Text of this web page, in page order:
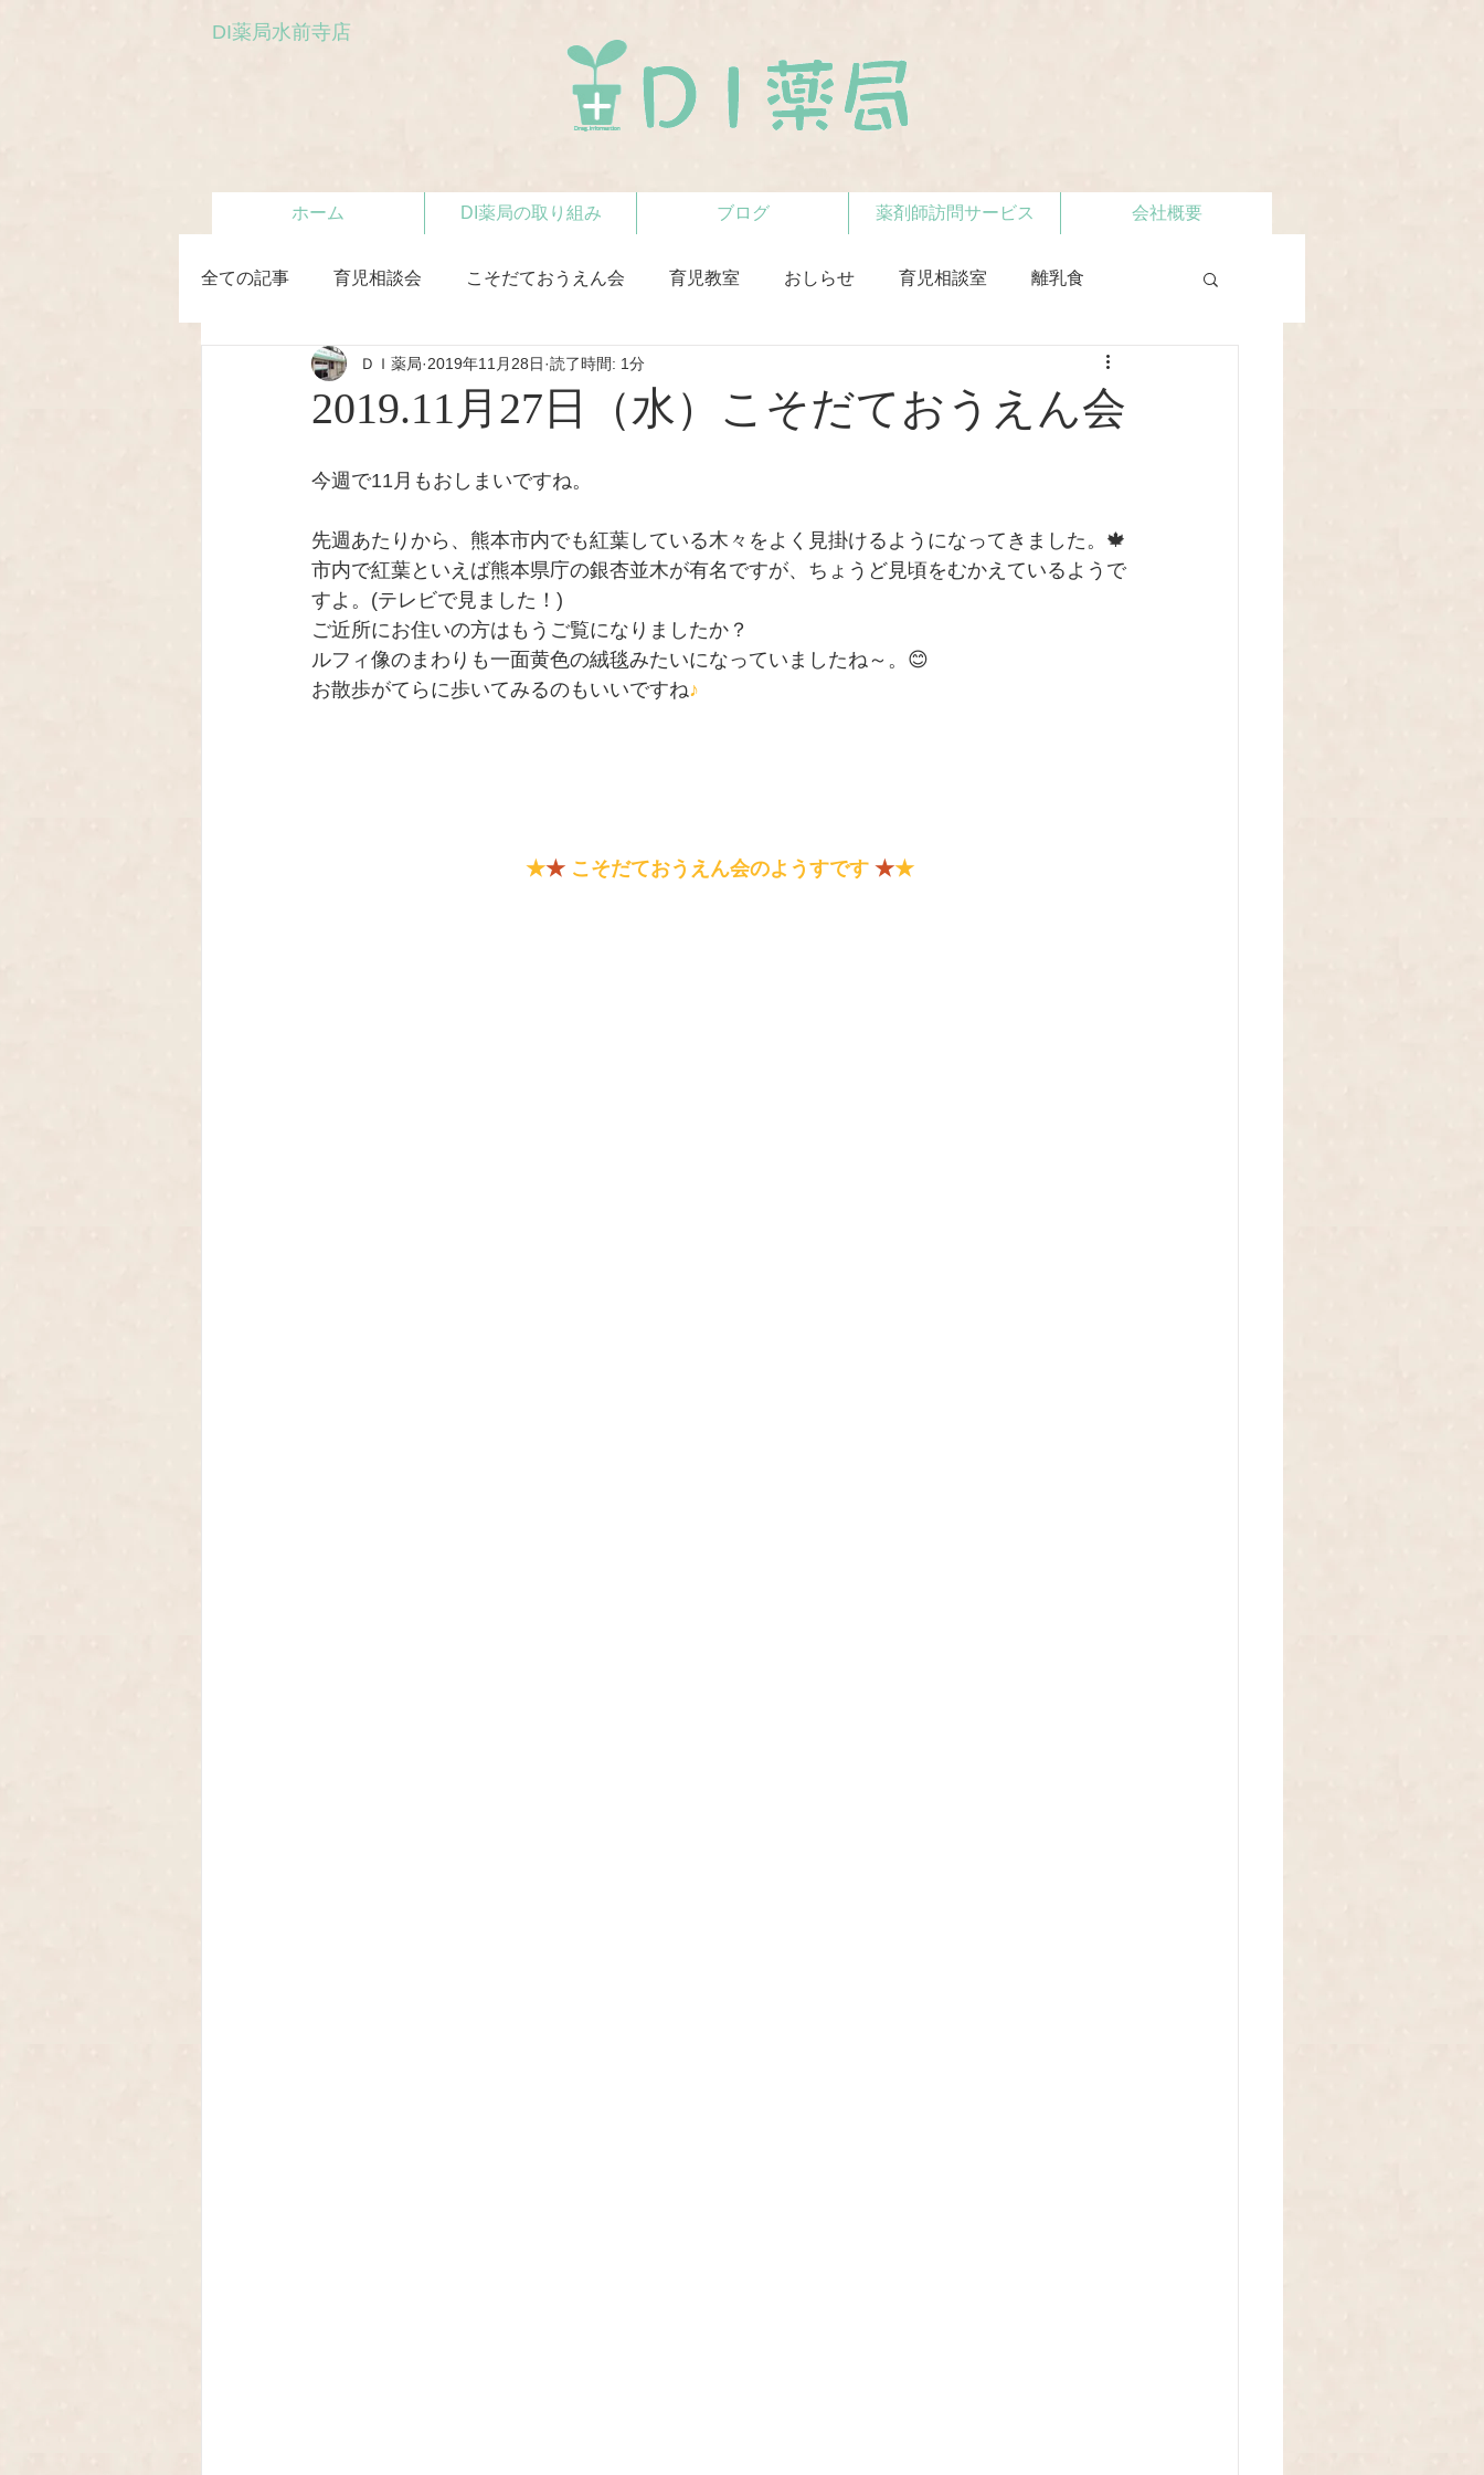
DI薬局水前寺店
ホーム DI薬局の取り組み ブログ 薬剤師訪問サービス 会社概要
全ての記事 育児相談会 こそだておうえん会 育児教室 おしらせ 育児相談室 離乳食
初めての離乳食教室
2019.11月27日（水）こそだておうえん会
ＤＩ薬局 2019年11月28日 読了時間: 1分
今週で11月もおしまいですね。
先週あたりから、熊本市内でも紅葉している木々をよく見掛けるようになってきました。🍁
市内で紅葉といえば熊本県庁の銀杏並木が有名ですが、ちょうど見頃をむかえているようで
すよ。(テレビで見ました！)
ご近所にお住いの方はもうご覧になりましたか？
ルフィ像のまわりも一面黄色の絨毯みたいになっていましたね～。😊
お散歩がてらに歩いてみるのもいいですね♪
★★ こそだておうえん会のようすです ★★